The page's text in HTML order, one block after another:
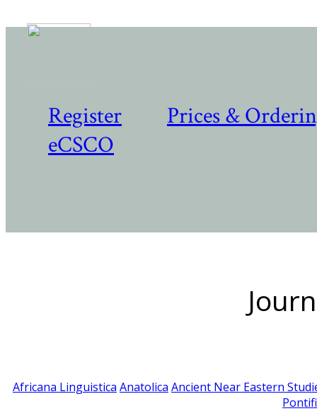
Register
Prices &
eCSCO
Africana Linguistica Anatolica Ancient Near Eastern